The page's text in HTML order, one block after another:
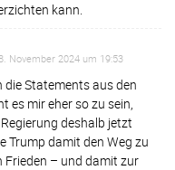
kann.
November 2024 um 19:53
die Statements aus den
es mir eher so zu sein,
deshalb jetzt
Trump damit den Weg zu
Frieden – und damit zur